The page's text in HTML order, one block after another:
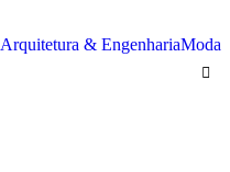
Arquitetura & EngenhariaModa